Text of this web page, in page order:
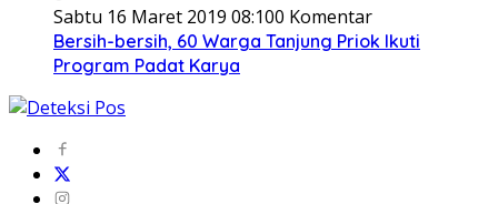
Sabtu 16 Maret 2019 08:100 Komentar
Bersih-bersih, 60 Warga Tanjung Priok Ikuti
Program Padat Karya